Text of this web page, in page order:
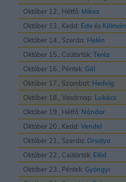
Október 12., Hétfő: Miksa
Október 13., Kedd: Ede és Kálmán
Október 14., Szerda: Helén
Október 15., Csütörtök: Teréz
Október 16., Péntek: Gál
Október 17., Szombat: Hedvig
Október 18., Vasárnap: Lukács
Október 19., Hétfő: Nándor
Október 20., Kedd: Vendel
Október 21., Szerda: Orsolya
Október 22., Csütörtök: Elõd
Október 23., Péntek: Gyöngyi